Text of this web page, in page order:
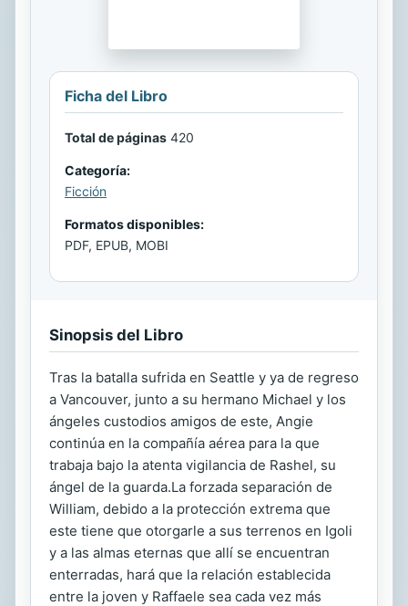
Ficha del Libro
Total de páginas 420
Categoría:
Ficción
Formatos disponibles:
PDF, EPUB, MOBI
Sinopsis del Libro
Tras la batalla sufrida en Seattle y ya de regreso
a Vancouver, junto a su hermano Michael y los
ángeles custodios amigos de este, Angie
continúa en la compañía aérea para la que
trabaja bajo la atenta vigilancia de Rashel, su
ángel de la guarda.La forzada separación de
William, debido a la protección extrema que
este tiene que otorgarle a sus terrenos en Igoli
y a las almas eternas que allí se encuentran
enterradas, hará que la relación establecida
entre la joven y Raffaele sea cada vez más